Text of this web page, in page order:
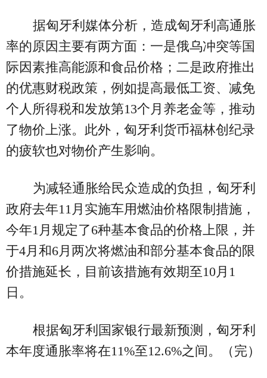
据匈牙利媒体分析，造成匈牙利高通胀
率的原因主要有两方面：一是俄乌冲突等国
际因素推高能源和食品价格；二是政府推出
的优惠财税政策，例如提高最低工资、减免
个人所得税和发放第13个月养老金等，推动
了物价上涨。此外，匈牙利货币福林创纪录
的疲软也对物价产生影响。
为减轻通胀给民众造成的负担，匈牙利
政府去年11月实施车用燃油价格限制措施，
今年1月规定了6种基本食品的价格上限，并
于4月和6月两次将燃油和部分基本食品的限
价措施延长，目前该措施有效期至10月1
日。
根据匈牙利国家银行最新预测，匈牙利
本年度通胀率将在11%至12.6%之间。（完）